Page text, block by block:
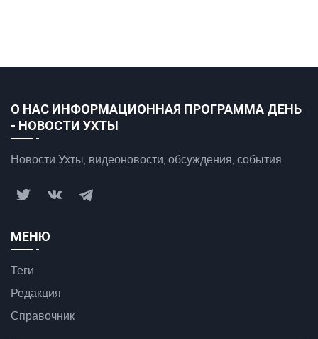
О НАС ИНФОРМАЦИОННАЯ ПРОГРАММА ДЕНЬ
- НОВОСТИ УХТЫ
Новости Ухты, видеоновости, обсуждения, события.
МЕНЮ
Теги
Редакция
Справочник